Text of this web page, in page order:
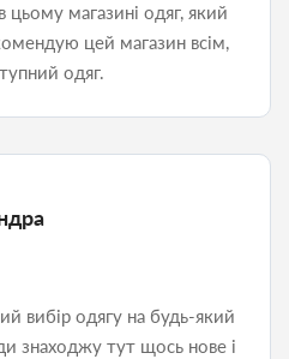
магазині одяг, який
цей магазин всім,
одяг.
вибір одягу на будь-який
знаходжу тут щось нове і